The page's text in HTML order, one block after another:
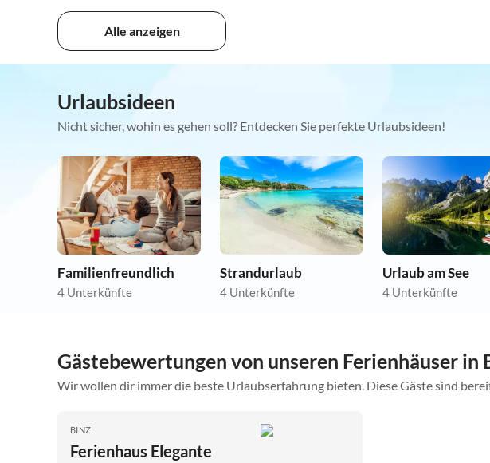
Alle anzeigen
Urlaubsideen
Nicht sicher, wohin es gehen soll? Entdecken Sie perfekte Urlaubsideen!
Familienfreundlich
4 Unterkünfte
Strandurlaub
4 Unterkünfte
Urlaub am See
4 Unterkünfte
Gästebewertungen von unseren Ferienhäuser in
Wir wollen dir immer die beste Urlaubserfahrung bieten. Diese Gäste sind
BINZ
Ferienhaus Elegante